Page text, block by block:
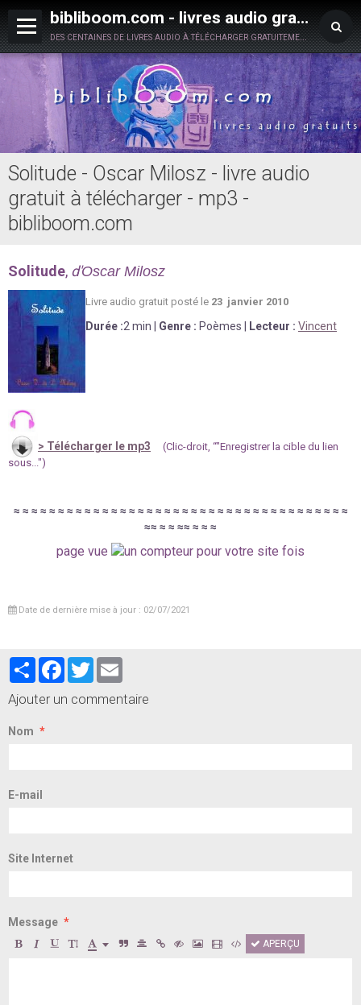
bibliboom.com - livres audio gratuits à télécharger
des centaines de livres audio à télécharger gratuitement en toute légalité !
Solitude - Oscar Milosz - livre audio
gratuit à télécharger - mp3 -
bibliboom.com
Solitude, d'Oscar Milosz
Livre audio gratuit posté le 23 janvier 2010
Durée :2 min Genre : Poèmes Lecteur : Vincent
> Télécharger le mp3
(Clic-droit, “"Enregistrer la cible du lien
sous...")
≈ ≈ ≈ ≈ ≈ ≈ ≈ ≈ ≈ ≈ ≈ ≈ ≈ ≈ ≈ ≈ ≈ ≈ ≈ ≈ ≈ ≈ ≈ ≈ ≈ ≈ ≈ ≈ ≈ ≈ ≈ ≈ ≈ ≈ ≈ ≈ ≈ ≈
≈≈ ≈ ≈ ≈≈ ≈ ≈ ≈
page vue fois
Date de dernière mise à jour : 02/07/2021
PartagerFacebook
Twitter
Ajouter un commentaire
Nom
E-mail
Site Internet
Message
APERÇU